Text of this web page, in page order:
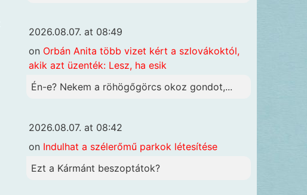
2026.08.07. at 08:49
on Orbán Anita több vizet kért a szlovákoktól,
akik azt üzenték: Lesz, ha esik
Én-e? Nekem a röhögőgörcs okoz gondot,...
2026.08.07. at 08:42
on Indulhat a szélerőmű parkok létesítése
Ezt a Kármánt beszoptátok?